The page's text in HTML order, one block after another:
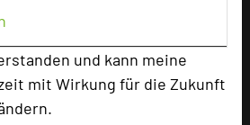
und kann meine
mit Wirkung für die Zukunft